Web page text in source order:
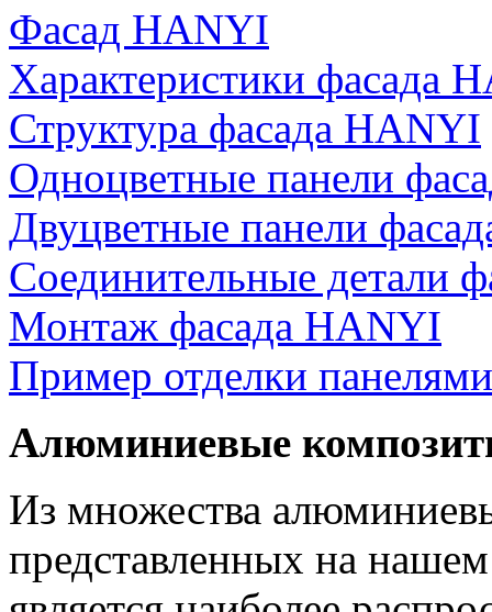
Фасад HANYI
Характеристики фасада
Структура фасада HANYI
Одноцветные панели
Двуцветные панели
Соединительные детали
Монтаж фасада HANYI
Пример отделки
Алюминиевые
Из множества
представленных на